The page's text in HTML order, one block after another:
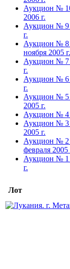
Аукцион № 10
2006 г.
Аукцион № 9 |
г.
Аукцион № 8
ноября 2005 г.
Аукцион № 7 |
г.
Аукцион № 6 |
г.
Аукцион № 5
2005 г.
Аукцион № 4 |
Аукцион № 3
2005 г.
Аукцион № 2
февраля 2005
Аукцион № 1 |
г.
Лот